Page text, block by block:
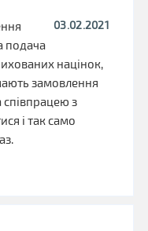
03.02.2021
подача
націнок,
замовлення
з
і так само